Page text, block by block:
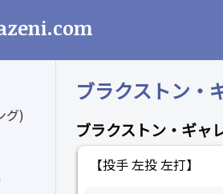
グ)
ブラクストン・
ブラクストン・ギャ
【投手 左投 左打】